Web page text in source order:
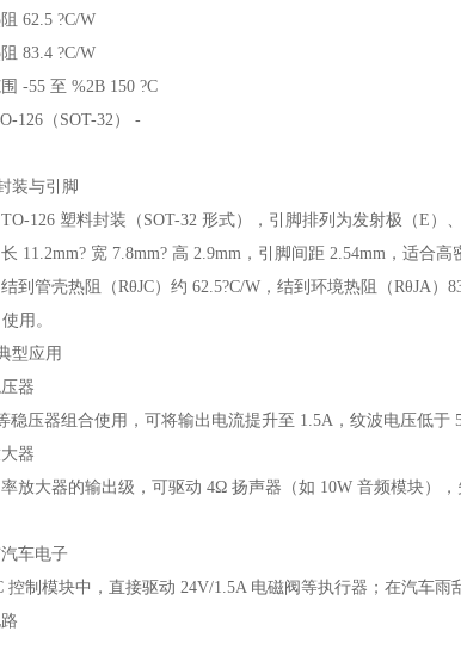
62.5 ?C/W
83.4 ?C/W
-55 至 %2B 150 ?C
126（SOT-32） -
装与引脚
126 塑料封装（SOT-32 形式），引脚排列为发射极（E）
11.2mm? 宽 7.8mm? 高 2.9mm，引脚间距 2.54mm，适合高
到管壳热阻（RθJC）约 62.5?C/W，结到环境热阻（RθJA
用。
型应用
器
稳压器组合使用，可将输出电流提升至 1.5A，纹波电压低于
器
放大器的输出级，可驱动 4Ω 扬声器（如 10W 音频模块）
车电子
控制模块中，直接驱动 24V/1.5A 电磁阀等执行器；在汽车